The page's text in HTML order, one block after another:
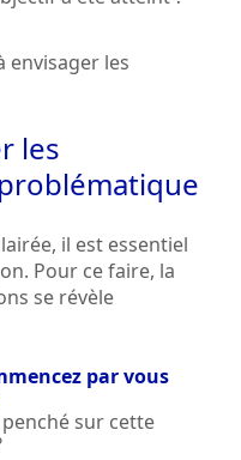
envisager les
les
il est essentiel
Pour ce faire, la
se révèle
par vous
penché sur cette